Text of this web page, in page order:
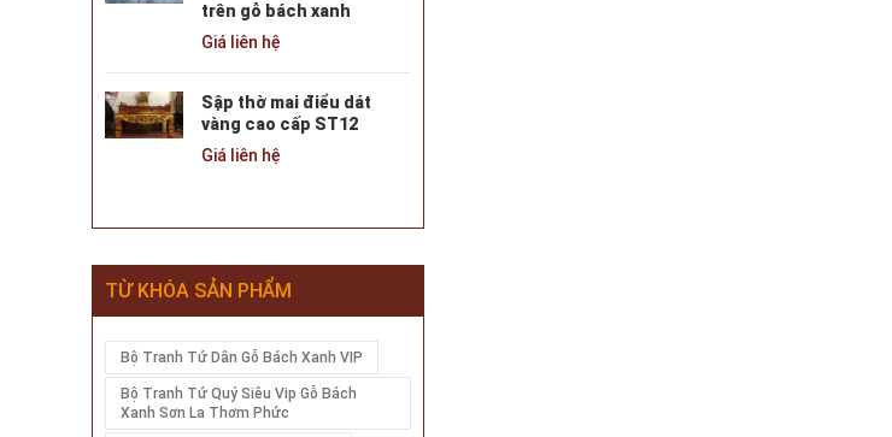
trên gỗ bách xanh
Giá liên hệ
Sập thờ mai điểu dát
vàng cao cấp ST12
Giá liên hệ
TỪ KHÓA SẢN PHẨM
Bộ Tranh Tứ Dân Gỗ Bách Xanh VIP
Bộ Tranh Tứ Quý Siêu Vip Gỗ Bách
Xanh Sơn La Thơm Phức